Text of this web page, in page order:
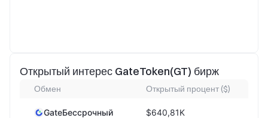
Открытый интерес GateToken(GT) бирж
Обмен Открытый процент ($)
GateБессрочный $640,81K